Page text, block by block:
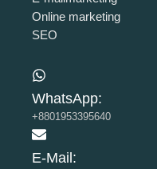
Online marketing
SEO
WhatsApp:
+8801953395640
E-Mail: